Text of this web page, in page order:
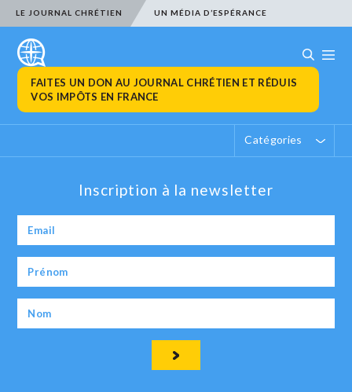
LE JOURNAL CHRÉTIEN UN MÉDIA D’ESPÉRANCE
FAITES UN DON AU JOURNAL CHRÉTIEN ET RÉDUIS
VOS IMPÔTS EN FRANCE
Catégories
Inscription à la newsletter